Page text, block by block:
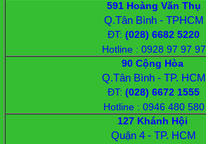
591 Hoàng Văn Thụ
Q.Tân Bình - TPHCM
ĐT:(028) 6682 5220
Hotline : 0928 97 97 97
90 Cộng Hòa
Q.Tân Bình - TP. HCM
ĐT:(028) 6672 1555
Hotline : 0946 480 580
127 Khánh Hội
Quận 4 - TP. HCM